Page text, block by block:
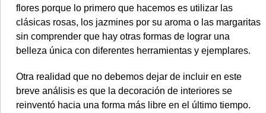
flores porque lo primero que hacemos es utilizar las
clásicas rosas, los jazmines por su aroma o las margaritas
sin comprender que hay otras formas de lograr una
belleza única con diferentes herramientas y ejemplares.
Otra realidad que no debemos dejar de incluir en este
breve análisis es que la decoración de interiores se
reinventó hacia una forma más libre en el último tiempo.